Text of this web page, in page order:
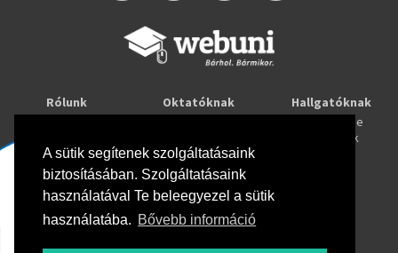
A sütik segítenek szolgáltatásaink
biztosításában. Szolgáltatásaink
használatával Te beleegyezel a sütik
használatába. Bővebb információ
Rólunk
Oktatóknak
Webuni Stúdió
Hallgatóknak
Tanulj online
Képzések
Info
Adatkezelési tájékoztató
ÁSZF
Hirlevél adatkezelési tájékoztató
GYIK